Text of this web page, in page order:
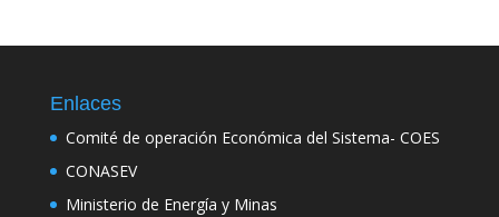
Enlaces
Comité de operación Económica del Sistema- COES
CONASEV
Ministerio de Energía y Minas